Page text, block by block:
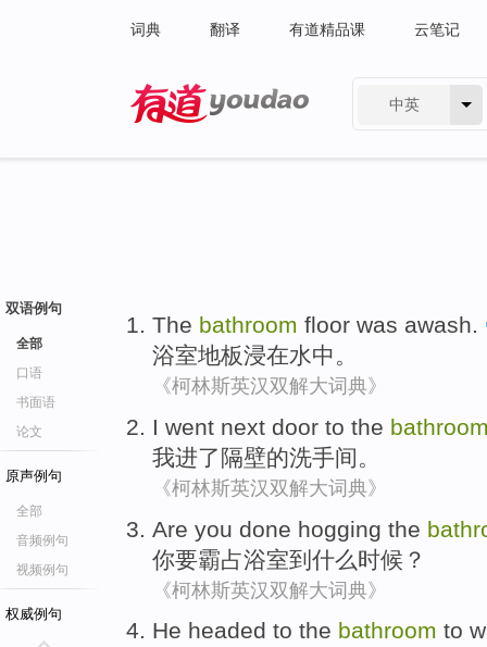
词典 翻译 有道精品课 云笔记
中英
双语例句
全部
口语
书面语
论文
原声例句
全部
音频例句
视频例句
权威例句
The bathroom floor was awash.
浴室地板浸在水中。
《柯林斯英汉双解大词典》
I went next door to the
我进了 隔壁的洗手间。
《柯林斯英汉双解大词典》
Are you done hogging the
你要霸占浴室到什么时候？
《柯林斯英汉双解大词典》
He headed to the bathroom to